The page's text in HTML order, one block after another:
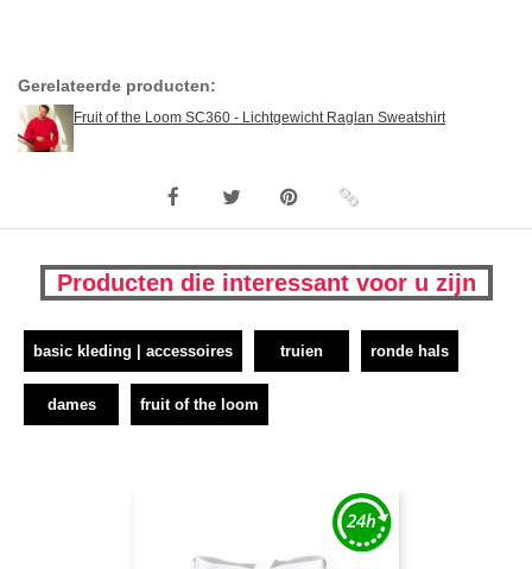
Gerelateerde producten:
Fruit of the Loom SC360 - Lichtgewicht Raglan Sweatshirt
Producten die interessant voor u zijn
basic kleding | accessoires truien ronde hals
dames fruit of the loom